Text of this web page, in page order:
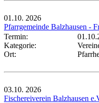
01.10. 2026
Pfarrgemeinde Balzhausen -
Termin:
Kategorie:
Ort:
03.10. 2026
Fischereiverein Balzhausen